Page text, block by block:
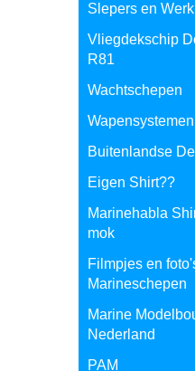
Slepers en
Vliegdekschip
R81
Wachtschepen
Wapensystemen
Buitenlandse
Eigen Shirt??
Marinehabla
mok
Filmpjes en
Marineschepen
Marine
Nederland
PAM